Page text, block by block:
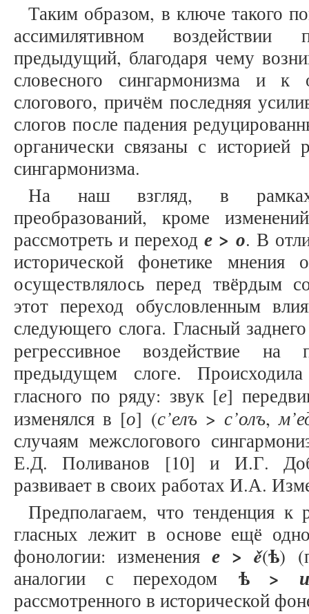
Таким образом, в ключе такого
ассимилятивном
предыдущий, благодаря чему
словесного сингармонизма и к
слогового, причём последняя
слогов после падения
органически связаны с историей
сингармонизма.
На наш взгляд, в рамках
преобразований, кроме
рассмотреть и переходе > о. В
исторической фонетике
осуществлялось перед твёрдым
этот переход обусловленным
следующего слога. Гласный
регрессивное воздействие
предыдущем слоге.
гласного по ряду: звук [е]
изменялся в [о] (с’елъ> с’олъ,
случаям межслогового
Е.Д. Поливанов [10] и И.Г.
развивает в своих работах И.А.
Предполагаем, что тенденция к
гласных лежит в основе ещё
фонологии: измененияе > ě(ѣ)
аналогии с переходом ѣ > и
рассмотренного в исторической